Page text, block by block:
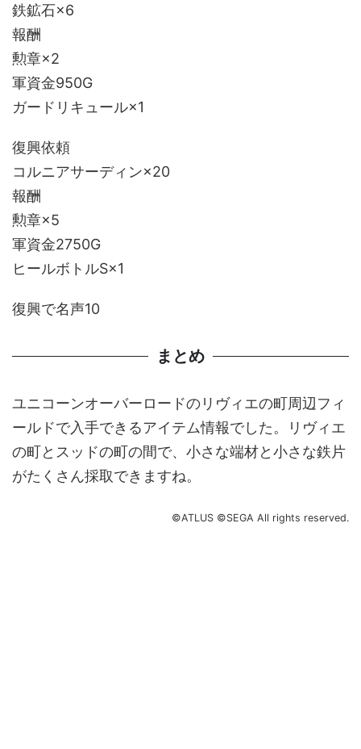
鉄鉱石×6
報酬
勲章×2
軍資金950G
ガードリキュール×1
復興依頼
コルニアサーディン×20
報酬
勲章×5
軍資金2750G
ヒールボトルS×1
復興で名声10
まとめ
ユニコーンオーバーロードのリヴィエの町周辺フィ
ールドで入手できるアイテム情報でした。リヴィエ
の町とスッドの町の間で、小さな端材と小さな鉄片
がたくさん採取できますね。
©ATLUS ©SEGA All rights reserved.